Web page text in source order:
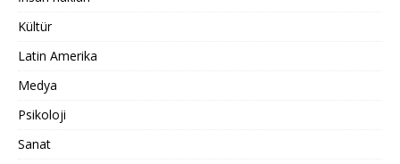
Kültür
Latin Amerika
Medya
Psikoloji
Sanat